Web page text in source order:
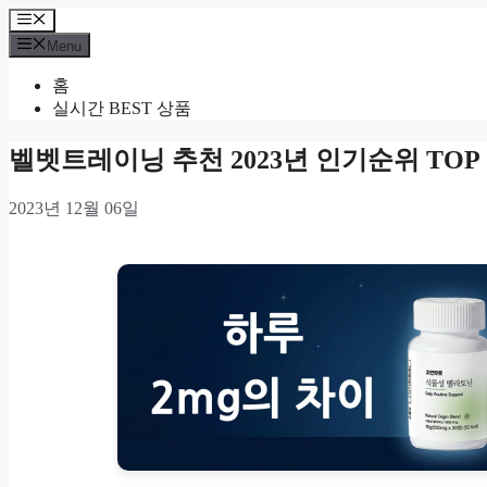
Skip
to
content
Menu
Menu
홈
실시간 BEST 상품
벨벳트레이닝 추천 2023년 인기순위 TOP
2023년 12월 06일